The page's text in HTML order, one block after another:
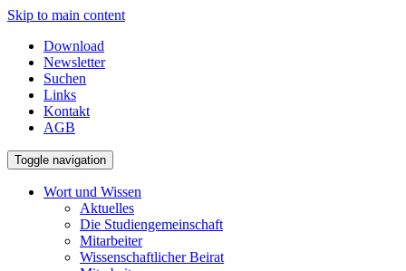
Skip to main content
Download
Newsletter
Suchen
Links
Kontakt
AGB
Toggle navigation
Wort und Wissen
Aktuelles
Die Studiengemeinschaft
Mitarbeiter
Wissenschaftlicher Beirat